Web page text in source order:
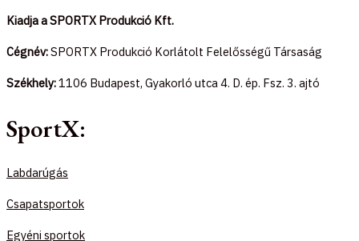
Kiadja a SPORTX Produkció Kft.
Cégnév:SPORTX Produkció Korlátolt Felelősségű Társaság
Székhely:1106 Budapest, Gyakorló utca 4. D. ép. Fsz. 3. ajtó
SportX:
Labdarúgás
Csapatsportok
Egyéni sportok